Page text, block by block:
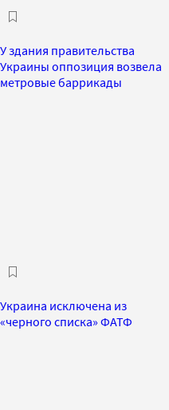
У здания правительства
Украины оппозиция возвела
метровые баррикады
Украина исключена из
«черного списка» ФАТФ